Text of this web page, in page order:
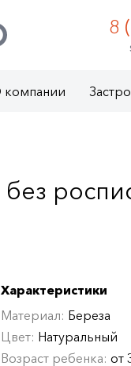
8
Характеристики
Материал: Береза
Цвет: Натуральный
Возраст ребенка: от